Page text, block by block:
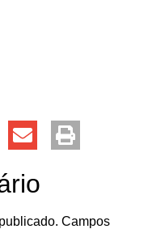
Campos